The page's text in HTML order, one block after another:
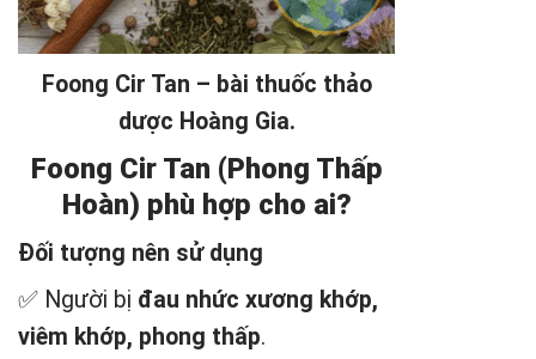
Foong Cir Tan – bài thuốc thảo
dược Hoàng Gia.
Foong Cir Tan (Phong Thấp
Hoàn) phù hợp cho ai?
Đối tượng nên sử dụng
✅ Người bị đau nhức xương khớp,
viêm khớp, phong thấp.